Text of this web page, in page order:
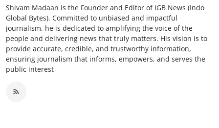
Shivam Madaan is the Founder and Editor of IGB News (Indo
Global Bytes). Committed to unbiased and impactful
journalism, he is dedicated to amplifying the voice of the
people and delivering news that truly matters. His vision is to
provide accurate, credible, and trustworthy information,
ensuring journalism that informs, empowers, and serves the
public interest